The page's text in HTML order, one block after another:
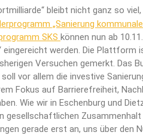
bleibt nicht ganz so
„Sanierung
SKS können nun ab
eingereicht werden. Die Plattform
Versuchen gemerkt. Das
vor allem die investive
Fokus auf Barrierefreiheit,
Wie wir in Eschenburg und
gesellschaftlichen Zusammenhalt
gerade erst an, uns über den